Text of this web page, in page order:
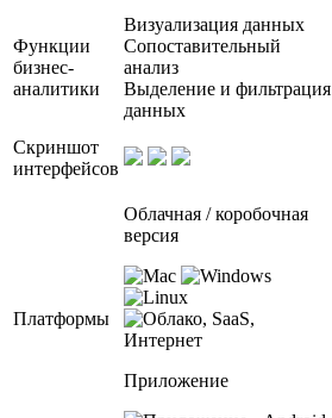
Функции
бизнес-
аналитики
Визуализация данных
Сопоставительный
анализ
Выделение и фильтрация
данных
Скриншот
интерфейсов
Платформы
Облачная / коробочная
версия
Приложение